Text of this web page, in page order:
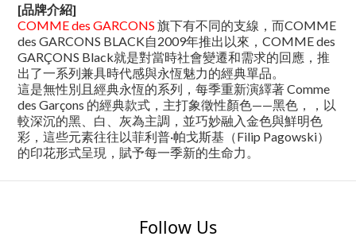
[品牌介紹]
COMME des GARCONS 旗下有不同的支線，而COMME
des GARCONS BLACK自2009年推出以來，COMME des
GARÇONS Black就是對當時社會變遷和需求的回應，推
出了一系列兼具時代感與永恆魅力的經典單品。
這是無性別且經典永恆的系列，每季重新演繹著 Comme
des Garçons 的經典款式，主打象徵性顏色——黑色，，以
較深沉的黑、白、灰為主調，並巧妙融入金色與鮮明色
彩，這些元素往往以菲利普·帕戈斯基（Filip Pagowski）
的印花形式呈現，賦予每一季新的生命力。
Follow Us